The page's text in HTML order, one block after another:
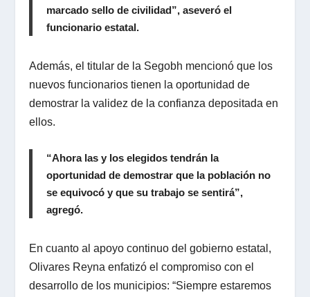
marcado sello de civilidad”, aseveró el
funcionario estatal.
Además, el titular de la Segobh mencionó que los
nuevos funcionarios tienen la oportunidad de
demostrar la validez de la confianza depositada en
ellos.
“Ahora las y los elegidos tendrán la
oportunidad de demostrar que la población no
se equivocó y que su trabajo se sentirá”,
agregó.
En cuanto al apoyo continuo del gobierno estatal,
Olivares Reyna enfatizó el compromiso con el
desarrollo de los municipios: “Siempre estaremos